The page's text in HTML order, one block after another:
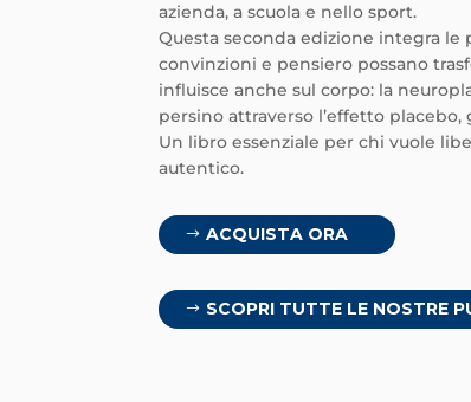
azienda, a scuola e nello sport.
Questa seconda edizione integra
convinzioni e pensiero possano
influisce anche sul corpo: la
persino attraverso l’effetto
Un libro essenziale per chi vuole
autentico.
ACQUISTA ORA
SCOPRI TUTTE LE NOSTRE